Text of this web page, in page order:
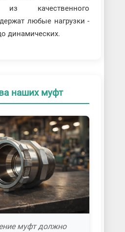
из качественного
любые нагрузки -
динамических.
наших муфт
муфт должно